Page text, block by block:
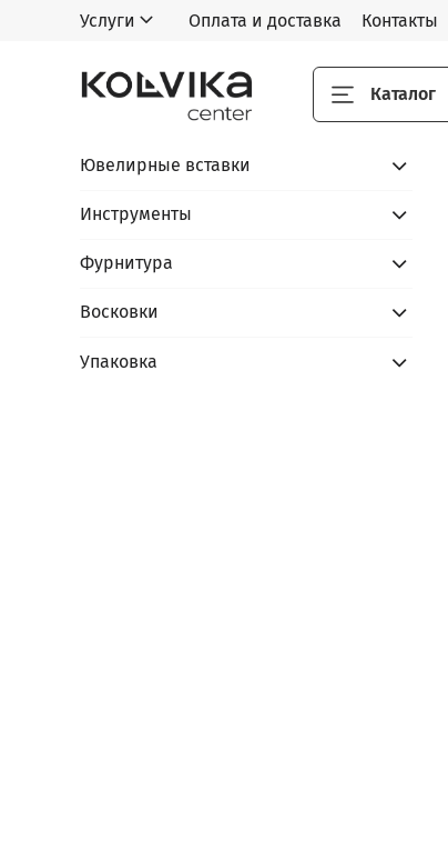
Услуги Оплата и доставка Контакты
Каталог
Ювелирные вставки
Инструменты
Фурнитура
Восковки
Упаковка